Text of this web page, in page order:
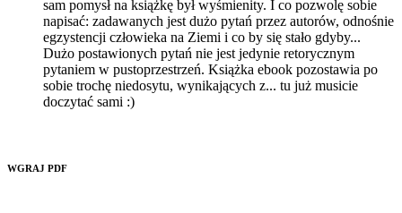
sam pomysł na książkę był wyśmienity. I co pozwolę sobie
napisać: zadawanych jest dużo pytań przez autorów, odnośnie
egzystencji człowieka na Ziemi i co by się stało gdyby...
Dużo postawionych pytań nie jest jedynie retorycznym
pytaniem w pustoprzestrzeń. Książka ebook pozostawia po
sobie trochę niedosytu, wynikających z... tu już musicie
doczytać sami :)
WGRAJ PDF